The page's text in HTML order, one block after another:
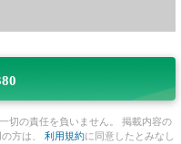
切の責任を負いません。 掲載内容の
方は、 利用規約に同意したとみなし